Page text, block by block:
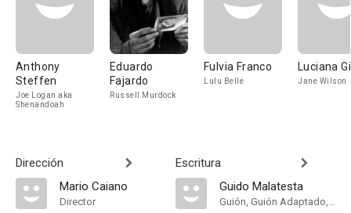
Anthony
Steffen
Joe Logan aka
Shenandoah
Eduardo
Fajardo
Russell Murdock
Fulvia Franco
Lulu Belle
Luciana
Jane Wilson
Dirección
Mario Caiano
Director
Escritura
Guido Malatesta
Guión, Guión Adaptado, Historia